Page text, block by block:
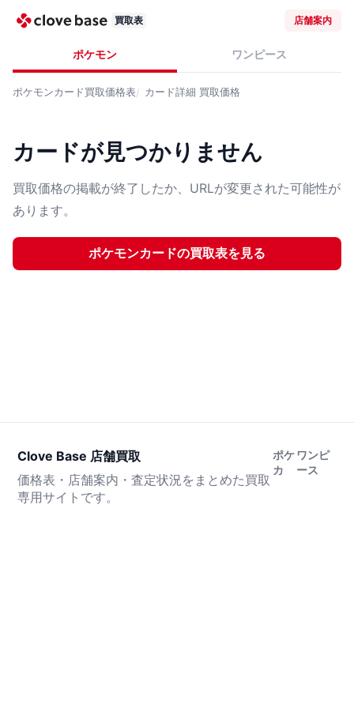
買取表 店舗案内
ポケモン ワンピース
ポケモンカード買取価格表 カード詳細 買取価格
カードが見つかりません
買取価格の掲載が終了したか、URLが変更された可能性が
あります。
ポケモンカードの買取表を見る
Clove Base 店舗買取
価格表・店舗案内・査定状況をまとめた買取
専用サイトです。
ポケ
カ
ワンピ
ース